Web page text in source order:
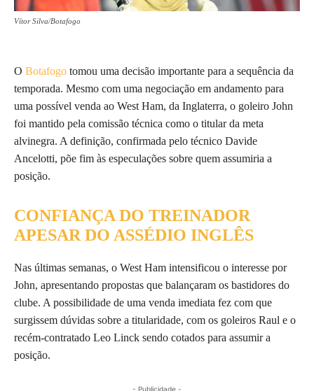
Vítor Silva/Botafogo
O Botafogo tomou uma decisão importante para a sequência da
temporada. Mesmo com uma negociação em andamento para
uma possível venda ao West Ham, da Inglaterra, o goleiro John
foi mantido pela comissão técnica como o titular da meta
alvinegra. A definição, confirmada pelo técnico Davide
Ancelotti, põe fim às especulações sobre quem assumiria a
posição.
CONFIANÇA DO TREINADOR
APESAR DO ASSÉDIO INGLÊS
Nas últimas semanas, o West Ham intensificou o interesse por
John, apresentando propostas que balançaram os bastidores do
clube. A possibilidade de uma venda imediata fez com que
surgissem dúvidas sobre a titularidade, com os goleiros Raul e o
recém-contratado Leo Linck sendo cotados para assumir a
posição.
- Publicidade -